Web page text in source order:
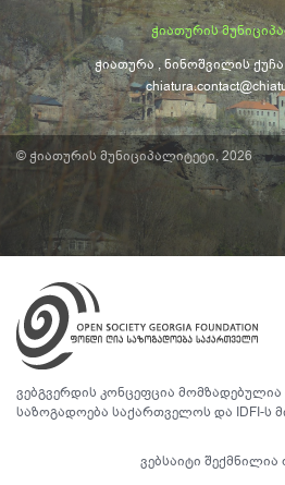
ჭიათურის
ჭიათურა , ნინოშვილის ქუჩა
© ჭიათურის მუნიციპალიტეტი, 2026
ვებგვერდის კონცეფცია
საზოგადოება საქართველოს და IDFI-ს
ვებსაიტი შექმნილია